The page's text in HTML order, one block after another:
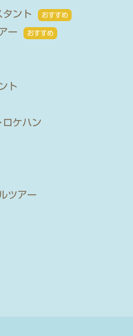
タント おすすめ
ー おすすめ
ト
ロケハン
ツアー